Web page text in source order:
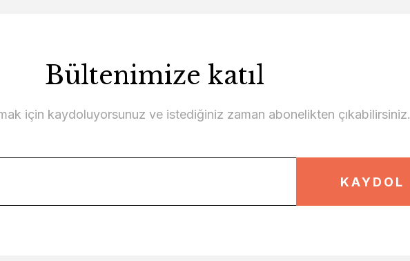
Bültenimize katıl
için kaydoluyorsunuz ve istediğiniz zaman abonelikten çıkabilirsiniz.
KAYDOL